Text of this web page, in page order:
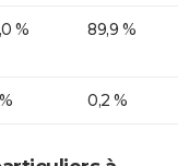
% 89,9 %
0,2 %